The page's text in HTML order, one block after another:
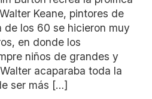
Keane, pintores de
los 60 se hicieron muy
en donde los
niños de grandes y
acaparaba toda la
ser más […]